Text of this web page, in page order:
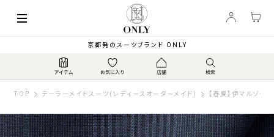
京都発のスーツブランド ONLY
TOP テーラーメイドスーツ(レディースオーダーメイド) 【春夏】伊マルゾッ